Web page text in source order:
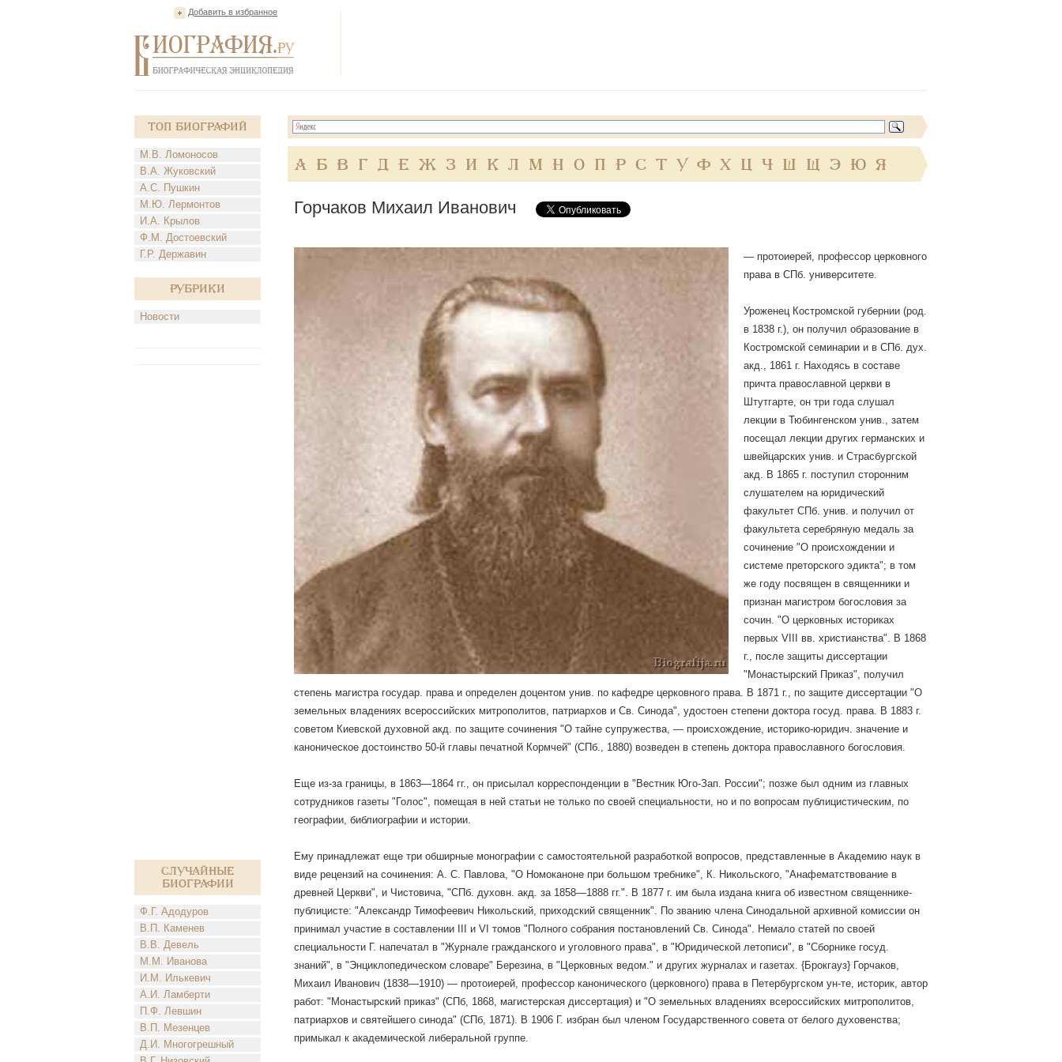
Добавить в избранное
Топ Биографий
М.В. Ломоносов
В.А. Жуковский
А.С. Пушкин
М.Ю. Лермонтов
И.А. Крылов
Ф.М. Достоевский
Г.Р. Державин
Рубрики
Новости
Случайные
биографии
Ф.Г. Адодуров
В.П. Каменев
В.В. Девель
М.М. Иванова
И.М. Илькевич
А.И. Ламберти
П.Ф. Левшин
В.П. Мезенцев
Д.И. Многогрешный
А Б В Г Д Е Ж З И К Л М Н О П Р С Т У Ф Х Ц Ч Ш Щ Э Ю Я
Горчаков Михаил Иванович
— протоиерей, профессор церковного
права в СПб. университете.
Уроженец Костромской губернии (род.
в 1838 г.), он получил образование в
Костромской семинарии и в СПб. дух.
акд., 1861 г. Находясь в составе
причта православной церкви в
Штутгарте, он три года слушал
лекции в Тюбингенском унив., затем
посещал лекции других германских и
швейцарских унив. и Страсбургской
акд. В 1865 г. поступил сторонним
слушателем на юридический
факультет СПб. унив. и получил от
факультета серебряную медаль за
сочинение "О происхождении и
системе преторского эдикта"; в том
же году посвящен в священники и
признан магистром богословия за
сочин. "О церковных историках
первых VIII вв. христианства". В 1868
г., после защиты диссертации
"Монастырский Приказ", получил
степень магистра государ. права и определен доцентом унив. по кафедре церковного права. В 1871 г., по защите диссертации "О
земельных владениях всероссийских митрополитов, патриархов и Св. Синода", удостоен степени доктора госуд. права. В 1883 г.
советом Киевской духовной акд. по защите сочинения "О тайне супружества, — происхождение, историко-юридич. значение и
каноническое достоинство 50-й главы печатной Кормчей" (СПб., 1880) возведен в степень доктора православного богословия.
Еще из-за границы, в 1863—1864 гг., он присылал корреспонденции в "Вестник Юго-Зап. России"; позже был одним из главных
сотрудников газеты "Голос", помещая в ней статьи не только по своей специальности, но и по вопросам публицистическим, по
географии, библиографии и истории.
Ему принадлежат еще три обширные монографии с самостоятельной разработкой вопросов, представленные в Академию наук в
виде рецензий на сочинения: А. С. Павлова, "О Номоканоне при большом требнике", К. Никольского, "Анафематствование в
древней Церкви", и Чистовича, "СПб. духовн. акд. за 1858—1888 гг.". В 1877 г. им была издана книга об известном священнике-
публицисте: "Александр Тимофеевич Никольский, приходский священник". По званию члена Синодальной архивной комиссии он
принимал участие в составлении III и VI томов "Полного собрания постановлений Св. Синода". Немало статей по своей
специальности Г. напечатал в "Журнале гражданского и уголовного права", в "Юридической летописи", в "Сборнике госуд.
знаний", в "Энциклопедическом словаре" Березина, в "Церковных ведом." и других журналах и газетах. {Брокгауз} Горчаков,
Михаил Иванович (1838—1910) — протоиерей, профессор канонического (церковного) права в Петербургском ун-те, историк, автор
работ: "Монастырский приказ" (СПб, 1868, магистерская диссертация) и "О земельных владениях всероссийских митрополитов,
патриархов и святейшего синода" (СПб, 1871). В 1906 Г. избран был членом Государственного совета от белого духовенства;
примыкал к академической либеральной группе.